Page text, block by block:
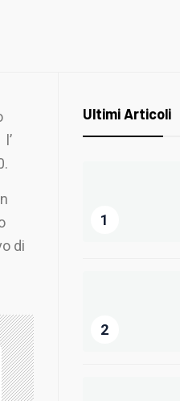
di
Ultimi Articoli
1
2